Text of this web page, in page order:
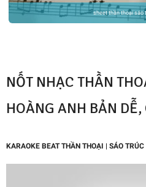
sheet thần thoại sáo
NỐT NHẠC THẦN
HOÀNG ANH BẢN
KARAOKE BEAT THẦN THOẠI | SÁO TRÚC